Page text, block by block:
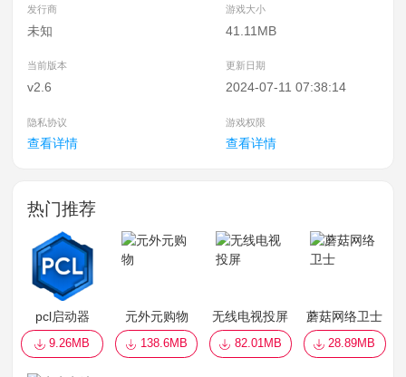
发行商 游戏大小
未知 41.11MB
当前版本 更新日期
v2.6 2024-07-11 07:38:14
隐私协议 游戏权限
查看详情 查看详情
热门推荐
pcl启动器
9.26MB
元外元购物
138.6MB
无线电视投屏
82.01MB
蘑菇网络卫士
28.89MB